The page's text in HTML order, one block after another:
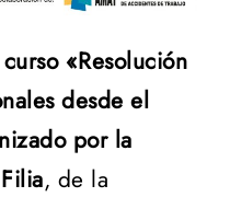
«Resolución
desde el
por la
, de la